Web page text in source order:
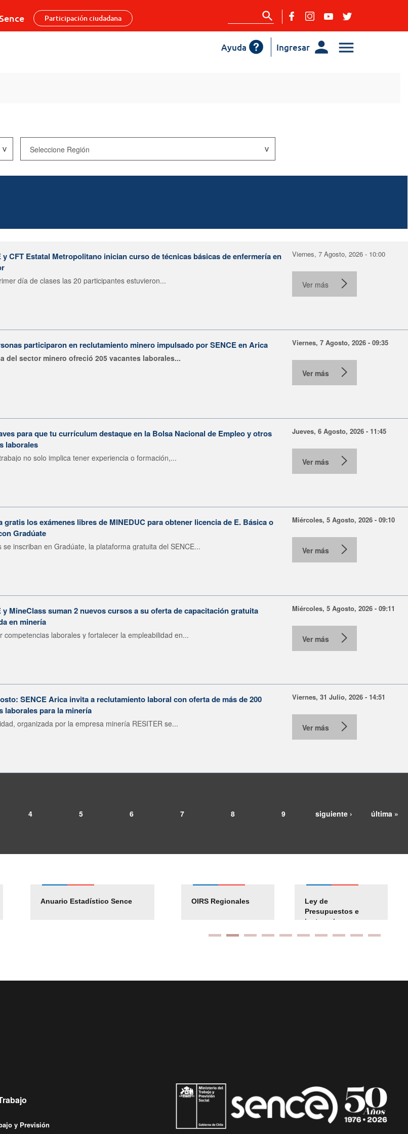
Participación ciudadana
Ingresar
Ayuda
y CFT Estatal Metropolitano inician curso de técnicas básicas de enfermería en
día de clases las 20 participantes estuvieron...
Viernes, 7 Agosto, 2026 - 10:00
Ver más
participaron en reclutamiento minero impulsado por SENCE en Arica
del sector minero ofreció 205 vacantes laborales...
Viernes, 7 Agosto, 2026 - 09:35
Ver más
para que tu currículum destaque en la Bolsa Nacional de Empleo y otros
laborales
no solo implica tener experiencia o formación,...
Jueves, 6 Agosto, 2026 - 11:45
Ver más
gratis los exámenes libres de MINEDUC para obtener licencia de E. Básica o
Gradúate
se inscriban en Gradúate, la plataforma gratuita del SENCE...
Miércoles, 5 Agosto, 2026 - 09:10
Ver más
y MineClass suman 2 nuevos cursos a su oferta de capacitación gratuita
en minería
competencias laborales y fortalecer la empleabilidad en...
Miércoles, 5 Agosto, 2026 - 09:11
Ver más
SENCE Arica invita a reclutamiento laboral con oferta de más de 200
laborales para la minería
organizada por la empresa minería RESITER se...
Viernes, 31 Julio, 2026 - 14:51
Ver más
4 5 6 7 8 9 siguiente › última »
Anuario Estadístico Sence
Solicitud Audiencias
OIRS Regionales
Ley de
Presupuestos e
instrucciones
y Previsión